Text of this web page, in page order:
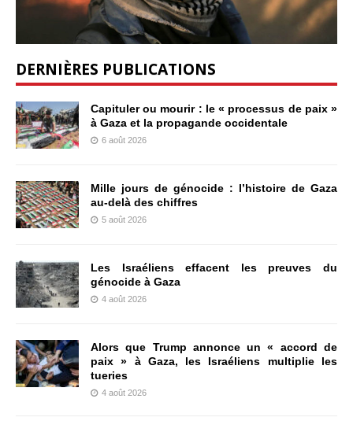
DERNIÈRES PUBLICATIONS
Capituler ou mourir : le « processus de paix »
à Gaza et la propagande occidentale
6 août 2026
Mille jours de génocide : l’histoire de Gaza
au-delà des chiffres
5 août 2026
Les Israéliens effacent les preuves du
génocide à Gaza
4 août 2026
Alors que Trump annonce un « accord de
paix » à Gaza, les Israéliens multiplie les
tueries
4 août 2026